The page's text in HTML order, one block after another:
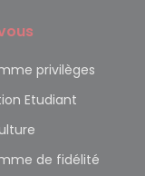
privilèges
Etudiant
de fidélité